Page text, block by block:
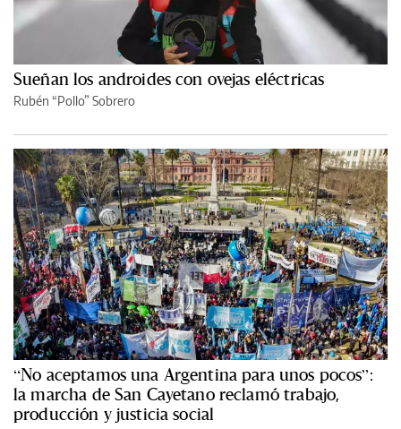
Sueñan los androides con ovejas eléctricas
Rubén “Pollo” Sobrero
“No aceptamos una Argentina para unos pocos”:
la marcha de San Cayetano reclamó trabajo,
producción y justicia social